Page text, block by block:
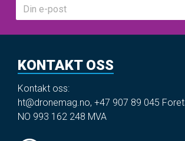
KONTAKT OSS
Kontakt oss:
ht@dronemag.no, +47 907 89 045
NO 993 162 248 MVA